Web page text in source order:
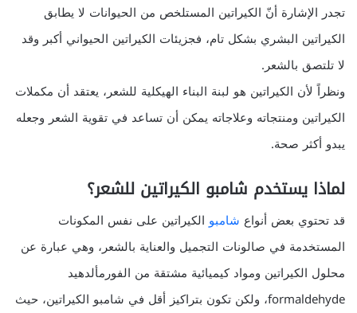
تجدر الإشارة أنّ الكيراتين المستلخص من الحيوانات لا يطابق
الكيراتين البشري بشكل تام، فجزيئات الكيراتين الحيواني أكبر وقد
لا تلتصق بالشعر.
ونظراً لأن الكيراتين هو لبنة البناء الهيكلية للشعر، يعتقد أن مكملات
الكيراتين ومنتجاته وعلاجاته يمكن أن تساعد في تقوية الشعر وجعله
يبدو أكثر صحة.
لماذا يستخدم شامبو الكيراتين للشعر؟
قد تحتوي بعض أنواع شامبوالكيراتين على نفس المكونات
المستخدمة في صالونات التجميل والعناية بالشعر، وهي عبارة عن
محلول الكيراتين ومواد كيميائية مشتقة من الفورمألدهيد
formaldehyde، ولكن تكون بتراكيز أقل في شامبو الكيراتين، حيث